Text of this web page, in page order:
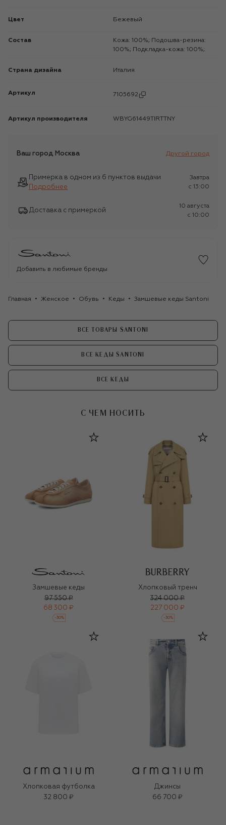
Цвет Бежевый
Состав
Кожа: 100%; Подошва-резина:
100%; Подкладка-кожа: 100%;
Страна дизайна Италия
Артикул 7105692
Артикул производителя WBYG61449TIRTTNY
Ваш город Москва Другой город
Примерка в одном из 6 пунктов выдачи
Подробнее
Завтра
c 13:00
Доставка с примеркой
10 августа
c 10:00
Добавить в любимые бренды
Главная Женское Обувь Кеды Замшевые кеды Santoni
ВСЕ ТОВАРЫ SANTONI
ВСЕ КЕДЫ SANTONI
ВСЕ КЕДЫ
С ЧЕМ НОСИТЬ
Замшевые кеды
97 550 ₽
68 300 ₽
-30%
Хлопковый тренч
324 000 ₽
227 000 ₽
-30%
Хлопковая футболка
32 800 ₽
Джинсы
66 700 ₽